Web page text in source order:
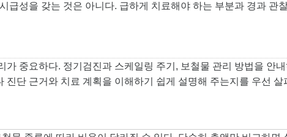
급성을 갖는 것은 아니다. 급하게 치료해야 하는 부분과 경과 관
가 중요하다. 정기검진과 스케일링 주기, 보철물 관리 방법을 안
단 근거와 치료 계획을 이해하기 쉽게 설명해 주는지를 우선 살